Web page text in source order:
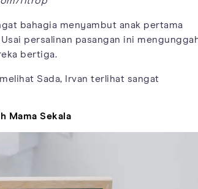
bahagia menyambut anak pertama
persalinan pasangan ini
bertiga.
Sada, Irvan terlihat sangat
Mama Sekala